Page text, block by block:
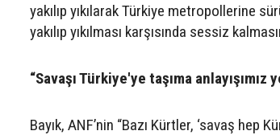
yakılıp yıkılarak Türkiye metropollerine
yakılıp yıkılması karşısında sessiz
“Savaşı Türkiye'ye taşıma anlayışımız
Bayık, ANF’nin “Bazı Kürtler, ‘savaş hep